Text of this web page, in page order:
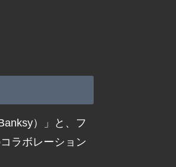
）」と、フ
ラボレーション